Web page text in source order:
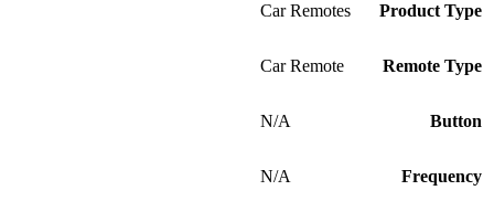
Product Type
Car Remotes
Remote Type
Car Remote
Button
N/A
Frequency
N/A